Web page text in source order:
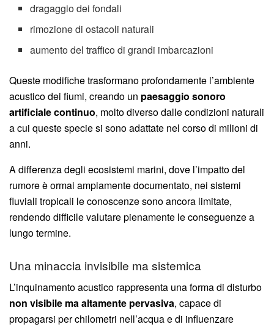
dragaggio dei fondali
rimozione di ostacoli naturali
aumento del traffico di grandi imbarcazioni
Queste modifiche trasformano profondamente l’ambiente
acustico dei fiumi, creando un paesaggio sonoro
artificiale continuo, molto diverso dalle condizioni naturali
a cui queste specie si sono adattate nel corso di milioni di
anni.
A differenza degli ecosistemi marini, dove l’impatto del
rumore è ormai ampiamente documentato, nei sistemi
fluviali tropicali le conoscenze sono ancora limitate,
rendendo difficile valutare pienamente le conseguenze a
lungo termine.
Una minaccia invisibile ma sistemica
L’inquinamento acustico rappresenta una forma di disturbo
non visibile ma altamente pervasiva, capace di
propagarsi per chilometri nell’acqua e di influenzare